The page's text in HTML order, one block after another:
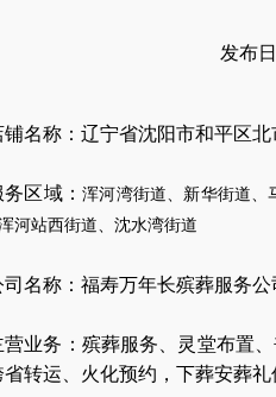
发布
铺名称：辽宁省沈阳市和平区
务区域：浑河湾街道、新华街道、
河站西街道、沈水湾街道
名称： 福寿万年长殡葬服务公
营业务： 殡葬服务 灵堂布置 、
转运
火化预约 ， 下葬安葬礼